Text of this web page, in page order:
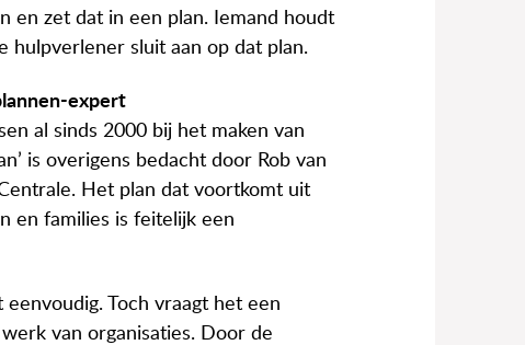
en zet dat in een plan. Iemand houdt
hulpverlener sluit aan op dat plan.
expert
al sinds 2000 bij het maken van
is overigens bedacht door Rob van
Het plan dat voortkomt uit
en families is feitelijk een
Toch vraagt het een
van organisaties. Door de